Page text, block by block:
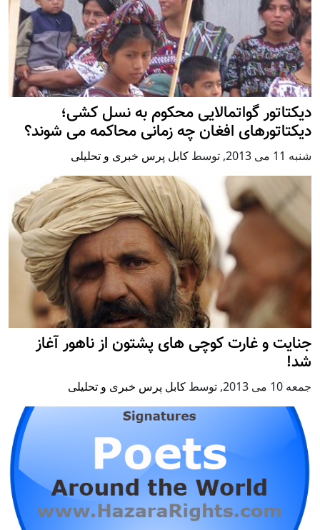
دیکتاتور گواتمالایی محکوم به نسل کشی؛
دیکتاتورهای افغان چه زمانی محاکمه می شوند؟
شنبه 11 می 2013 , توسط کابل پرس خبری و تحلیلی
جنایت و غارت کوچی های پشتون از ناهور آغاز
شد!
جمعه 10 می 2013 , توسط کابل پرس خبری و تحلیلی